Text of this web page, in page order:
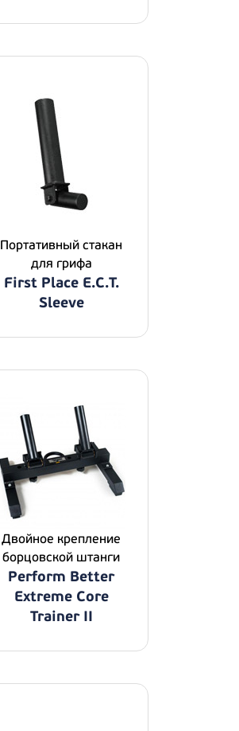
Портативный стакан
для грифа
First Place E.C.T.
Sleeve
Двойное крепление
борцовской штанги
Perform Better
Extreme Core
Trainer II